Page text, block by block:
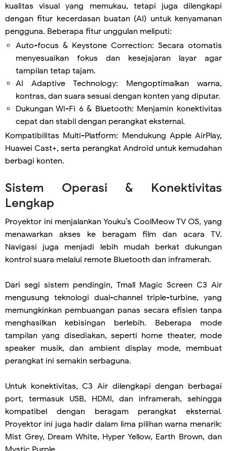
kualitas visual yang memukau, tetapi juga dilengkapi
dengan fitur kecerdasan buatan (AI) untuk kenyamanan
pengguna. Beberapa fitur unggulan meliputi:
Auto-focus & Keystone Correction: Secara otomatis
menyesuaikan fokus dan kesejajaran layar agar
tampilan tetap tajam.
AI Adaptive Technology: Mengoptimalkan warna,
kontras, dan suara sesuai dengan konten yang diputar.
Dukungan Wi-Fi 6 & Bluetooth: Menjamin konektivitas
cepat dan stabil dengan perangkat eksternal.
Kompatibilitas Multi-Platform: Mendukung Apple AirPlay,
Huawei Cast+, serta perangkat Android untuk kemudahan
berbagi konten.
Sistem Operasi & Konektivitas
Lengkap
Proyektor ini menjalankan Youku’s CoolMeow TV OS, yang
menawarkan akses ke beragam film dan acara TV.
Navigasi juga menjadi lebih mudah berkat dukungan
kontrol suara melalui remote Bluetooth dan inframerah.
Dari segi sistem pendingin, Tmall Magic Screen C3 Air
mengusung teknologi dual-channel triple-turbine, yang
memungkinkan pembuangan panas secara efisien tanpa
menghasilkan kebisingan berlebih. Beberapa mode
tampilan yang disediakan, seperti home theater, mode
speaker musik, dan ambient display mode, membuat
perangkat ini semakin serbaguna.
Untuk konektivitas, C3 Air dilengkapi dengan berbagai
port, termasuk USB, HDMI, dan inframerah, sehingga
kompatibel dengan beragam perangkat eksternal.
Proyektor ini juga hadir dalam lima pilihan warna menarik:
Mist Grey, Dream White, Hyper Yellow, Earth Brown, dan